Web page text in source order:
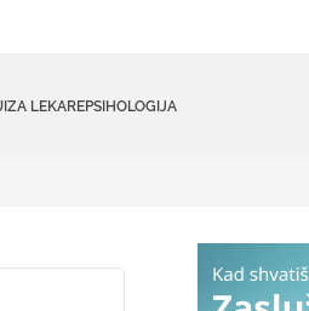
ZA LEKAREPSIHOLOGIJA